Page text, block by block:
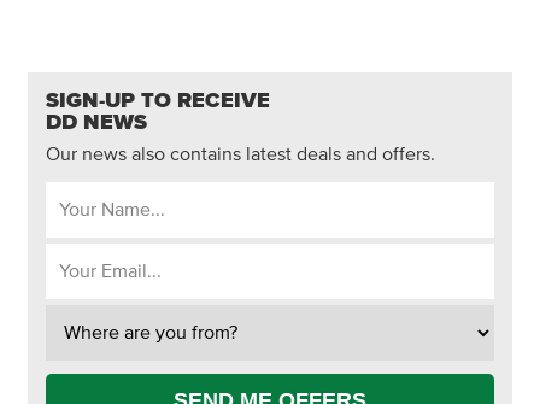
SIGN-UP TO RECEIVE
DD NEWS
Our news also contains latest deals and offers.